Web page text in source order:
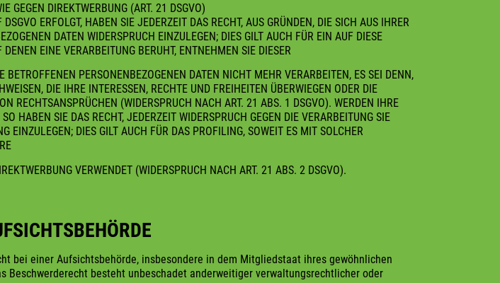
GEGEN DIREKTWERBUNG (ART. 21 DSGVO)
ERFOLGT, HABEN SIE JEDERZEIT DAS RECHT, AUS GRÜNDEN, DIE SICH AUS IHRER
DATEN WIDERSPRUCH EINZULEGEN; DIES GILT AUCH FÜR EIN AUF DIESE
EINE VERARBEITUNG BERUHT, ENTNEHMEN SIE DIESER
PERSONENBEZOGENEN DATEN NICHT MEHR VERARBEITEN, ES SEI DENN,
DIE IHRE INTERESSEN, RECHTE UND FREIHEITEN ÜBERWIEGEN ODER DIE
RECHTSANSPRÜCHEN (WIDERSPRUCH NACH ART. 21 ABS. 1 DSGVO). WERDEN IHRE
HABEN SIE DAS RECHT, JEDERZEIT WIDERSPRUCH GEGEN DIE VERARBEITUNG SIE
EINZULEGEN; DIES GILT AUCH FÜR DAS PROFILING, SOWEIT ES MIT SOLCHER
VERWENDET (WIDERSPRUCH NACH ART. 21 ABS. 2 DSGVO).
bei einer Aufsichtsbehörde, insbesondere in dem Mitgliedstaat ihres gewöhnlichen
besteht unbeschadet anderweitiger verwaltungsrechtlicher oder